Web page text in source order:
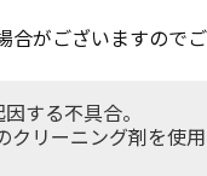
がございますのでご
する不具合。
リーニング剤を使